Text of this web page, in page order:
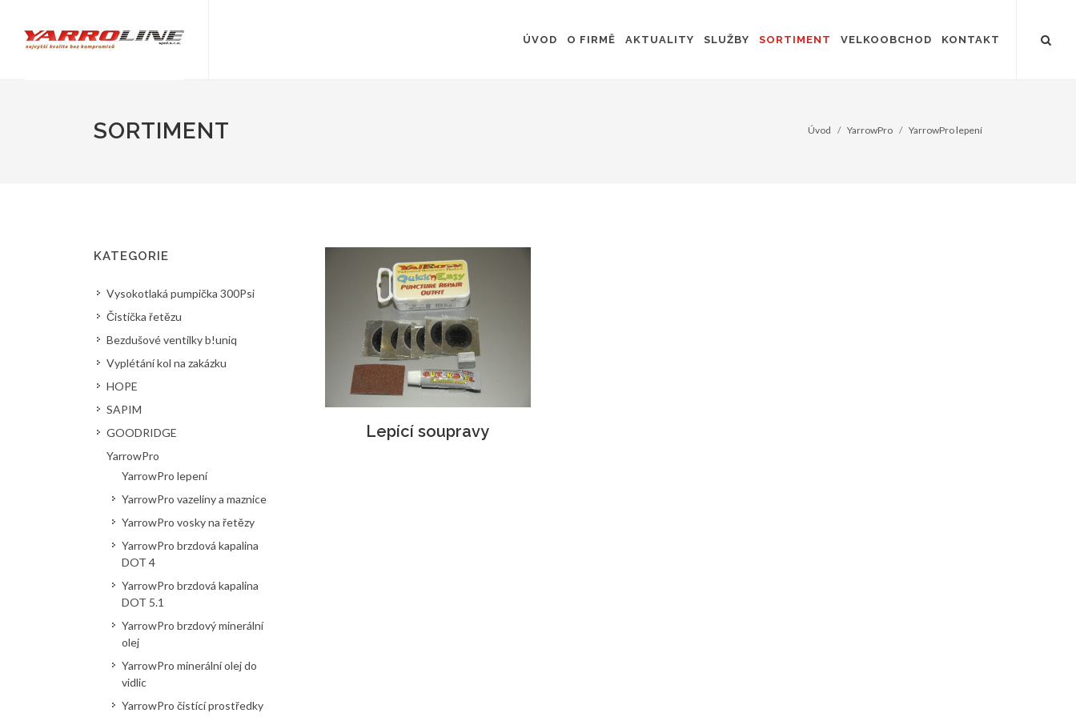
ÚVOD O FIRMĚ AKTUALITY SLUŽBY SORTIMENT VELKOOBCHOD KONTAKT
SORTIMENT Úvod YarrowPro YarrowPro lepení
Lepící soupravy
KATEGORIE
Vysokotlaká pumpička 300Psi
Čistička řetězu
Bezdušové ventilky b!uniq
Vyplétání kol na zakázku
HOPE
SAPIM
GOODRIDGE
YarrowPro
YarrowPro lepení
YarrowPro vazeliny a maznice
YarrowPro vosky na řetězy
YarrowPro brzdová kapalina
DOT 4
YarrowPro brzdová kapalina
DOT 5.1
YarrowPro brzdový minerální
olej
YarrowPro minerální olej do
vidlic
YarrowPro čistící prostředky